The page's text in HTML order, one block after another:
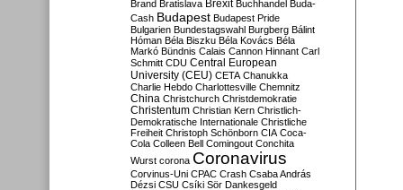
Brand Bratislava Brexit Buchhandel Buda-
Cash Budapest Budapest Pride
Bulgarien Bundestagswahl Burgberg Bálint
Hóman Béla Biszku Béla Kovács Béla
Markó Bündnis Calais Cannon Hinnant Carl
Schmitt CDU Central European
University (CEU) CETA Chanukka
Charlie Hebdo Charlottesville Chemnitz
China Christchurch Christdemokratie
Christentum Christian Kern Christlich-
Demokratische Internationale Christliche
Freiheit Christoph Schönborn CIA Coca-
Cola Colleen Bell Comingout Conchita
Wurst corona Coronavirus
Corvinus-Uni CPAC Crash Csaba András
Dézsi CSU Csíki Sör Dankesgeld